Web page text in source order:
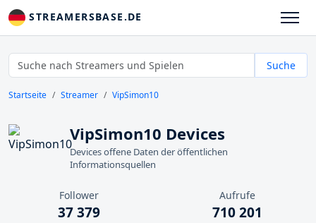
STREAMERSBASE.DE
Suche
Startseite Streamer VipSimon10
VipSimon10 Devices
Devices offene Daten der öffentlichen
Informationsquellen
Follower
37 379
Aufrufe
710 201